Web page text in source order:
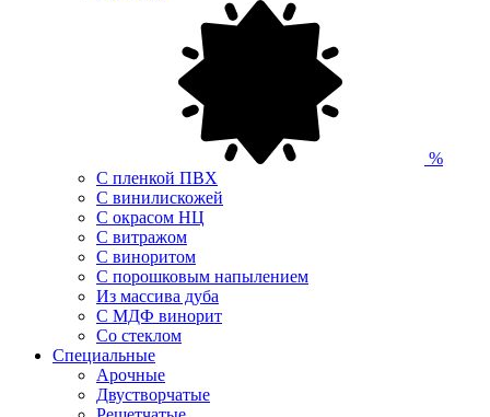
%
С пленкой ПВХ
С винилискожей
С окрасом НЦ
С витражом
С виноритом
С порошковым напылением
Из массива дуба
С МДФ винорит
Со стеклом
Специальные
Арочные
Двустворчатые